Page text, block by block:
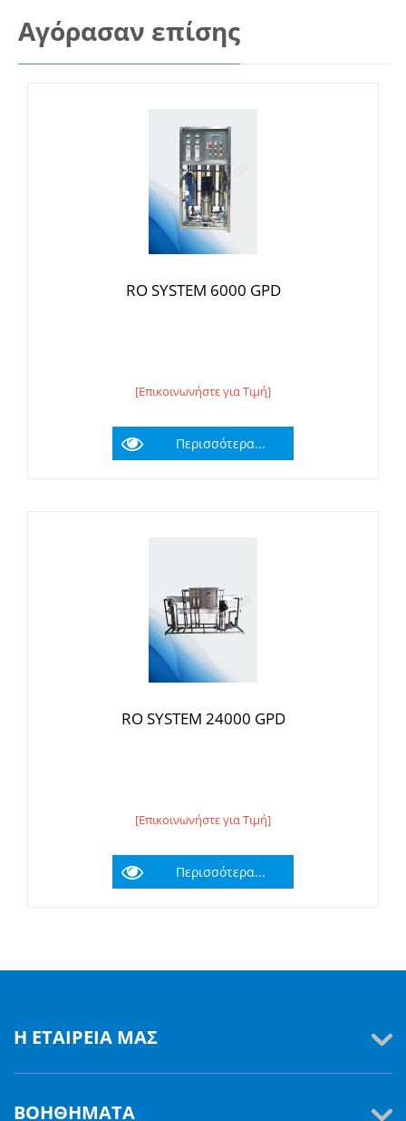
Αγόρασαν επίσης
RO SYSTEM 6000 GPD
[Επικοινωνήστε για Τιμή]
Περισσότερα...
RO SYSTEM 24000 GPD
[Επικοινωνήστε για Τιμή]
Περισσότερα...
Η ΕΤΑΙΡΕΊΑ ΜΑΣ
ΒΟΗΘΉΜΑΤΑ